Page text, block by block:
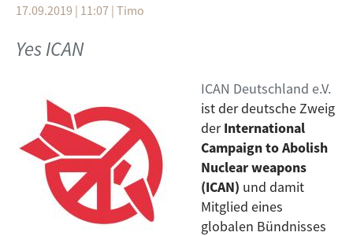
17.09.2019 | 11:07 | Timo
Yes ICAN
ICAN Deutschland e.V.
ist der deutsche Zweig
derInternational
Campaign to Abolish
Nuclear weapons
(ICAN) und damit
Mitglied eines
globalen Bündnisses